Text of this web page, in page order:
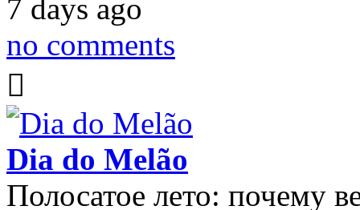
7 days ago
no comments
Dia do Melão
Полосатое лето: почему